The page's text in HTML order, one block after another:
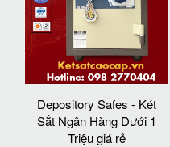
Depository Safes - Két
Sắt Ngân Hàng Dưới 1
Triệu giá rẻ